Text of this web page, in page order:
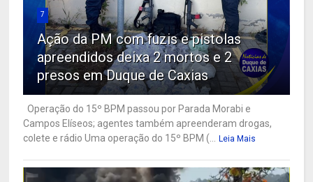
7
Ação da PM com fuzis e pistolas
apreendidos deixa 2 mortos e 2
presos em Duque de Caxias
Operação do 15º BPM passou por Parada Morabi e
Campos Elíseos; agentes também apreenderam drogas,
colete e rádio Uma operação do 15º BPM (...
Leia Mais